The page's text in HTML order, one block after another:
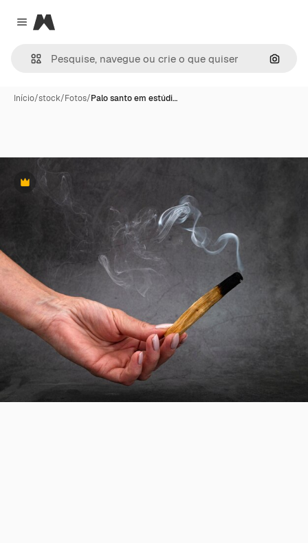
Close menu
Magnific
Início/stock/Fotos/Palo santo em estúdi…
Premium